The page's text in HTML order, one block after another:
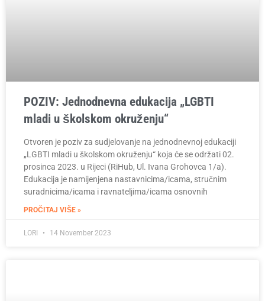
POZIV: Jednodnevna edukacija „LGBTI
mladi u školskom okruženju“
Otvoren je poziv za sudjelovanje na jednodnevnoj edukaciji
„LGBTI mladi u školskom okruženju“ koja će se održati 02.
prosinca 2023. u Rijeci (RiHub, Ul. Ivana Grohovca 1/a).
Edukacija je namijenjena nastavnicima/icama, stručnim
suradnicima/icama i ravnateljima/icama osnovnih
PROČITAJ VIŠE »
LORI 14 November 2023